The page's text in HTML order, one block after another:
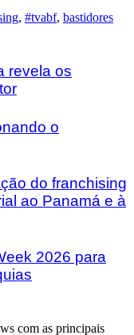
, #tvabf, bastidores
revela os
o
do franchising
ao Panamá e à
2026 para
com as principais